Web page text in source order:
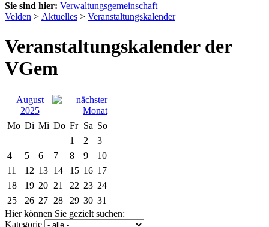
Sie sind hier: Verwaltungsgemeinschaft
Velden > Aktuelles > Veranstaltungskalender
Veranstaltungskalender der
VGem
August
2025
Mo Di Mi Do Fr Sa So
1
2
3
4
5 6 7 8 9
10
11
12 13 14 15 16 17
18
19 20 21 22 23 24
25
26 27 28 29 30 31
Hier können Sie gezielt suchen:
Kategorie